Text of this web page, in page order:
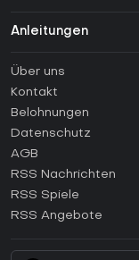
Anleitungen
Anleitungen
Wie aktiviert man
Wie aktiviert man
Wie aktiviert man
Wie aktiviert man
Über uns
Kontakt
Belohnungen
Datenschutz
AGB
RSS Nachrichten
RSS Spiele
RSS Angebote